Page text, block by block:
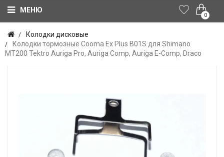
0
МЕНЮ
Колодки дисковые
Колодки тормозные Cooma Ex Plus B01S для Shimano
MT200 Tektro Auriga Pro, Auriga Comp, Auriga E-Comp, Draco